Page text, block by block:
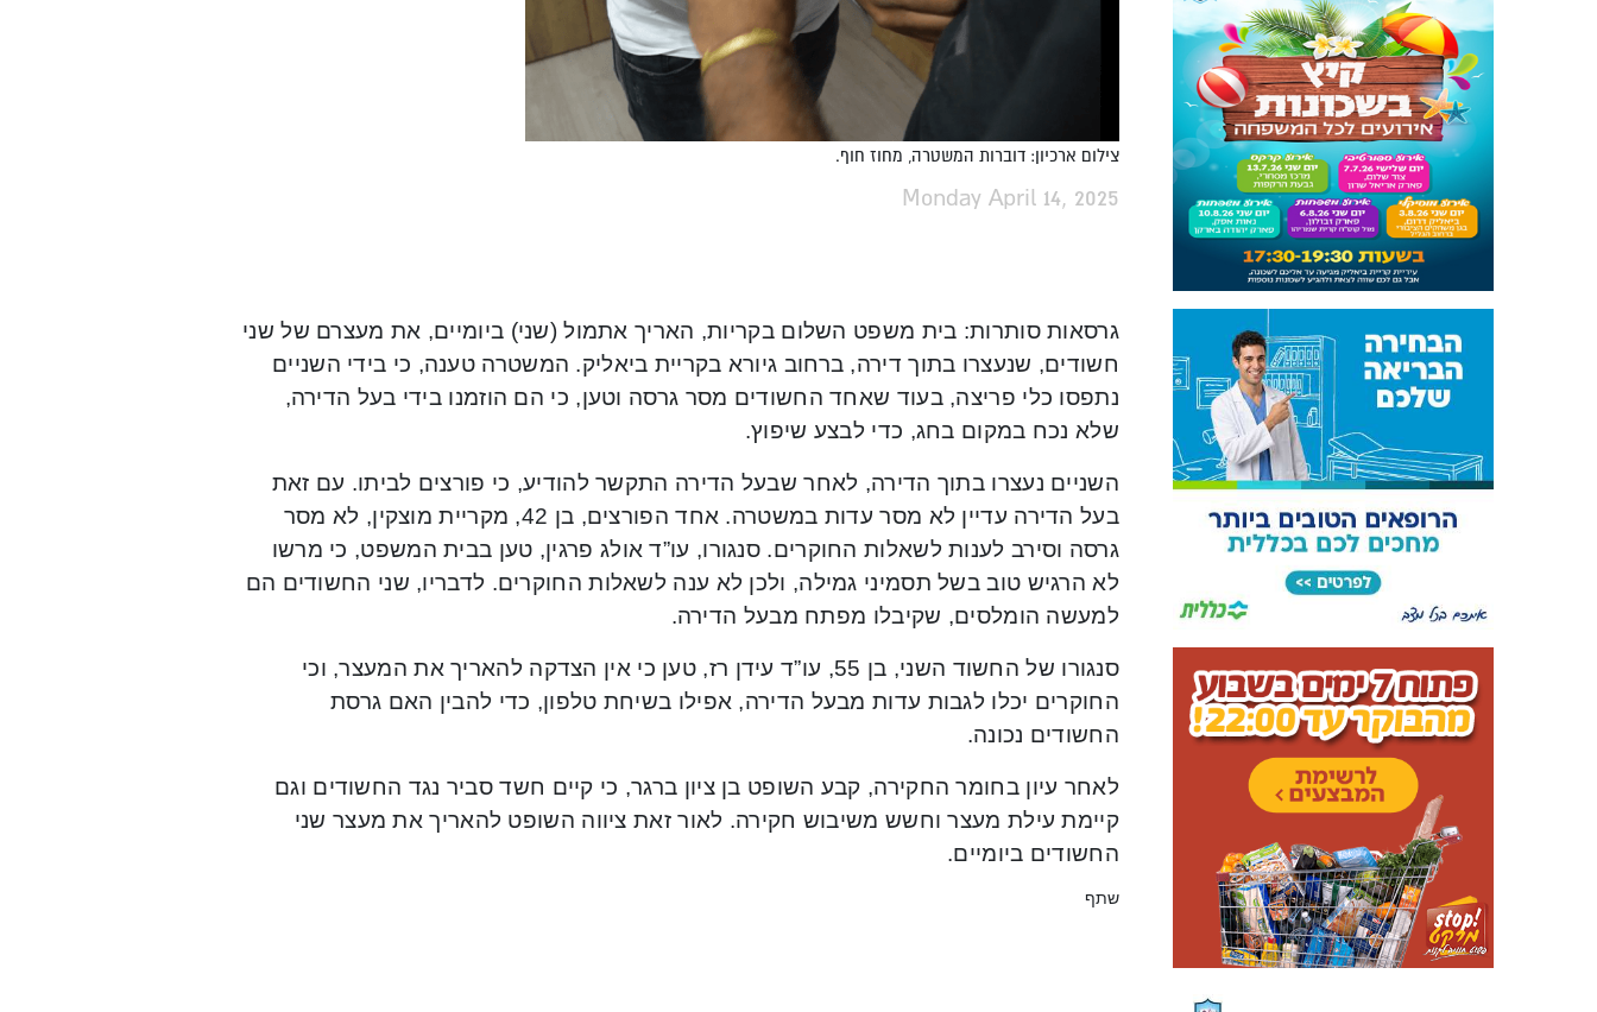
צילום ארכיון: דוברות המשטרה, מחוז חוף.
Monday April 14, 2025
גרסאות סותרות: בית משפט השלום בקריות, האריך אתמול (שני) ביומיים, את מעצרם של שני
חשודים, שנעצרו בתוך דירה, ברחוב גיורא בקריית ביאליק. המשטרה טענה, כי בידי השניים
נתפסו כלי פריצה, בעוד שאחד החשודים מסר גרסה וטען, כי הם הוזמנו בידי בעל הדירה,
שלא נכח במקום בחג, כדי לבצע שיפוץ.
השניים נעצרו בתוך הדירה, לאחר שבעל הדירה התקשר להודיע, כי פורצים לביתו. עם זאת
בעל הדירה עדיין לא מסר עדות במשטרה. אחד הפורצים, בן 42, מקריית מוצקין, לא מסר
גרסה וסירב לענות לשאלות החוקרים. סנגורו, עו”ד אולג פרגין, טען בבית המשפט, כי מרשו
לא הרגיש טוב בשל תסמיני גמילה, ולכן לא ענה לשאלות החוקרים. לדבריו, שני החשודים הם
למעשה הומלסים, שקיבלו מפתח מבעל הדירה.
סנגורו של החשוד השני, בן 55, עו”ד עידן רז, טען כי אין הצדקה להאריך את המעצר, וכי
החוקרים יכלו לגבות עדות מבעל הדירה, אפילו בשיחת טלפון, כדי להבין האם גרסת
החשודים נכונה.
לאחר עיון בחומר החקירה, קבע השופט בן ציון ברגר, כי קיים חשד סביר נגד החשודים וגם
קיימת עילת מעצר וחשש משיבוש חקירה. לאור זאת ציווה השופט להאריך את מעצר שני
החשודים ביומיים.
שתף